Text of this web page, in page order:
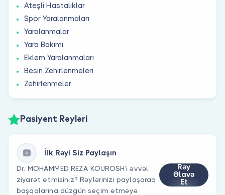
Ateşli Hastalıklar
Spor Yaralanmaları
Yaralanmalar
Yara Bakımı
Eklem Yaralanmaları
Besin Zehirlenmeleri
Zehirlenmeler
Pasiyent Rəyləri
İlk Rəyi Siz Paylaşın
Dr. MOHAMMED REZA KOUROSH’ı əvvəl
ziyarət etmisiniz? Rəylərinizi paylaşaraq
başqalarına düzgün seçim etməyə
Rəy
Əlavə
Et